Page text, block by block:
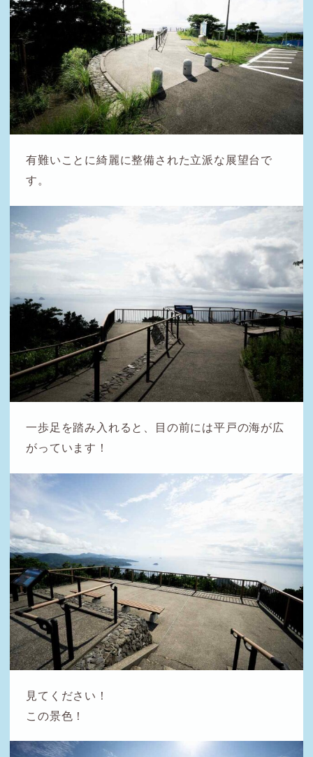
有難いことに綺麗に整備された立派な展望台で
す。
一歩足を踏み入れると、目の前には平戸の海が広
がっています！
見てください！
この景色！